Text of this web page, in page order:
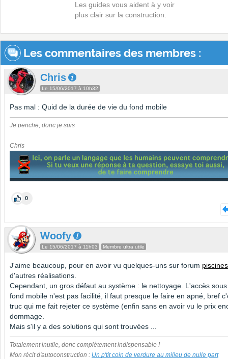
Les guides vous aident à y voir
plus clair sur la construction.
Les commentaires des membres :
Chris
Le 15/06/2017 à 10h32
Pas mal : Quid de la durée de vie du fond mobile
Je penche, donc je suis
Chris
0
Woofy
Le 15/06/2017 à 11h03 Membre ultra utile
J'aime beaucoup, pour en avoir vu quelques-uns sur forum piscines
d'autres réalisations.
Cependant, un gros défaut au système : le nettoyage. L'accès
fond mobile n'est pas facilité, il faut presque le faire en apné, bref
truc qui me fait rejeter ce système (enfin sans en avoir vu le prix
dommage.
Mais s'il y a des solutions qui sont trouvées ...
Totalement inutile, donc complètement indispensable !
Mon récit d'autoconstruction : Un p'tit coin de verdure au milieu de nulle part